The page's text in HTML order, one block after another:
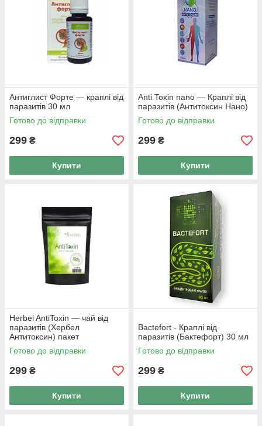
Антиглист Форте — краплі від
паразитів 30 мл
Готово до відправки
299 ₴
Купити
Anti Toxin nano — Краплі від
паразитів (Антитоксин Нано)
Готово до відправки
299 ₴
Купити
Herbel AntiToxin — чай від
паразитів (Хербел
Антитоксин) пакет
Готово до відправки
299 ₴
Купити
Bactefort - Краплі від
паразитів (Бактефорт) 30 мл
Готово до відправки
299 ₴
Купити